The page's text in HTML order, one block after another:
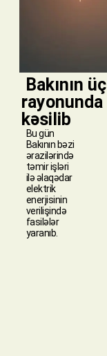
​ Bakının üç
rayonunda
kəsilib
Bu gün
Bakının bəzi
ərazilərində
təmir işləri
ilə əlaqədar
elektrik
enerjisinin
verilişində
fasilələr
yaranıb.